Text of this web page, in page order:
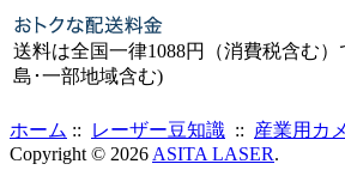
送料は全国一律1088円（消費税含む）
島･一部地域含む)
ホーム :: レーザー豆知識 :: 産業用カ
Copyright © 2026 ASITA LASER.